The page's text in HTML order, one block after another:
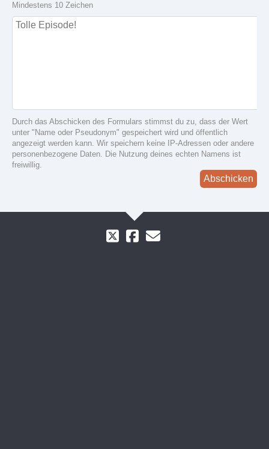
Mindestens 10 Zeichen
Durch das Abschicken des Formulars stimmst du zu, dass der Wert
unter "Name oder Pseudonym" gespeichert wird und öffentlich
angezeigt werden kann. Wir speichern keine IP-Adressen oder andere
personenbezogene Daten. Die Nutzung deines echten Namens ist
freiwillig.
Abschicken